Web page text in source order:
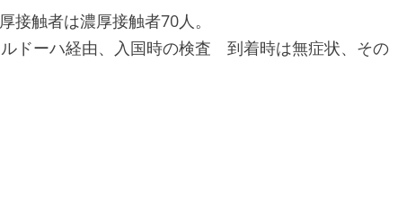
触者は濃厚接触者70人。
ドーハ経由、入国時の検査 到着時は無症状、その